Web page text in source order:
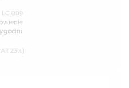
LC 009
23%)